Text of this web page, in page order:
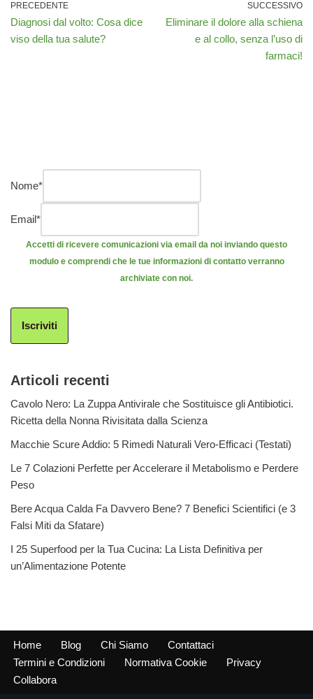
PRECEDENTE
Diagnosi dal volto: Cosa dice
viso della tua salute?
SUCCESSIVO
Eliminare il dolore alla schiena
e al collo, senza l’uso di
farmaci!
Nome*
Email*
Accetti di ricevere comunicazioni via email da noi inviando questo
modulo e comprendi che le tue informazioni di contatto verranno
archiviate con noi.
Iscriviti
Articoli recenti
Cavolo Nero: La Zuppa Antivirale che Sostituisce gli Antibiotici.
Ricetta della Nonna Rivisitata dalla Scienza
Macchie Scure Addio: 5 Rimedi Naturali Vero-Efficaci (Testati)
Le 7 Colazioni Perfette per Accelerare il Metabolismo e Perdere
Peso
Bere Acqua Calda Fa Davvero Bene? 7 Benefici Scientifici (e 3
Falsi Miti da Sfatare)
I 25 Superfood per la Tua Cucina: La Lista Definitiva per
un’Alimentazione Potente
Home Blog Chi Siamo
Contattaci
Termini e Condizioni
Normativa Cookie
Privacy
Collabora